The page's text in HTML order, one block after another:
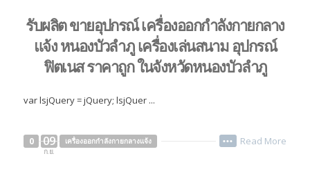
รับผลิต ขายอุปกรณ์ เครื่องออกกำลังกายกลาง
แจ้ง หนองบัวลำภู เครื่องเล่นสนาม อุปกรณ์
ฟิตเนส ราคาถูก ในจังหวัดหนองบัวลำภู
var lsjQuery = jQuery; lsjQuer ...
0 09
ก.ย.
เครื่องออกกำลังกายกลางแจ้ง Read More
•••